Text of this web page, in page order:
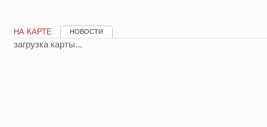
НА КАРТЕ НОВОСТИ
загрузка карты...